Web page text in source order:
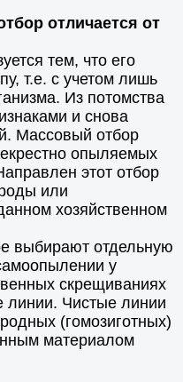
отличается от
тем, что его
т.е. с учетом лишь
Из потомства
и снова
Массовый отбор
опыляемых
этот отбор
или
хозяйственном
выбирают отдельную
у
скрещиваниях
линии. Чистые линии
(гомозиготных)
материалом